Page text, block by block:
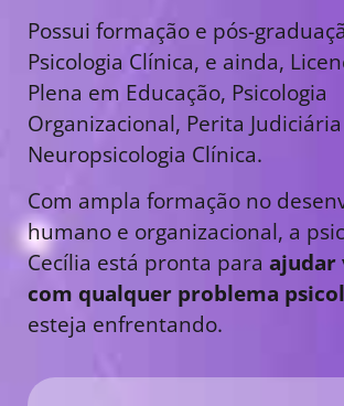
Possui formação e pós-
Psicologia Clínica, e ainda,
Plena em Educação, Psicologia
Organizacional, Perita
Neuropsicologia Clínica.
Com ampla formação no
humano e organizacional, a
Cecília está pronta para ajudar
com qualquer problema
esteja enfrentando.